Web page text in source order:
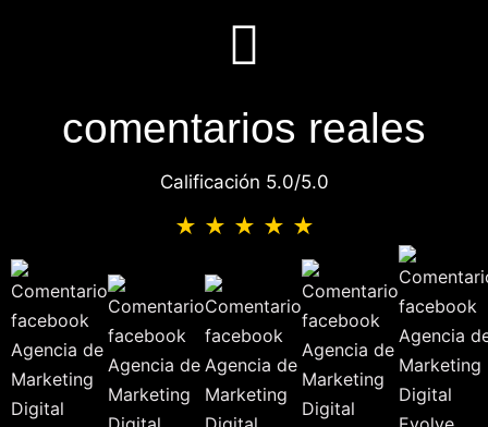
comentarios reales
Calificación 5.0/5.0
★ ★ ★ ★ ★